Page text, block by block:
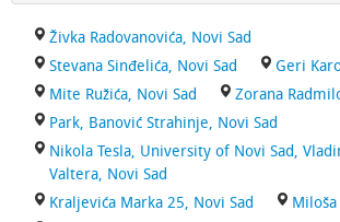
Živka Radovanovića, Novi Sad
Stevana Sinđelića, Novi Sad
Geri
Mite Ružića, Novi Sad
Zorana
Park, Banović Strahinje, Novi Sad
Nikola Tesla, University of Novi Sad,
Valtera, Novi Sad
Kraljevića Marka 25, Novi Sad
Miloša